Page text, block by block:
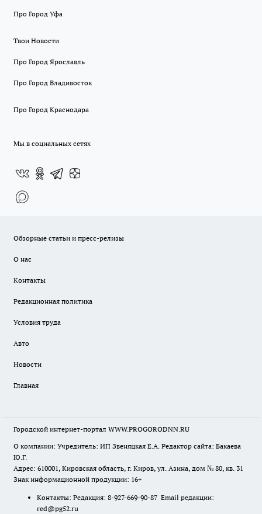
Про Город Уфа
Твои Новости
Про Город Ярославль
Про Город Владивосток
Про Город Краснодара
Мы в социальных сетях
Обзорные статьи и пресс-релизы
О нас
Контакты
Редакционная политика
Условия труда
Авто
Новости
Главная
Городской интернет-портал WWW.PROGORODNN.RU
О компании: Учредитель: ИП Звеняцкая Е.А. Редактор сайта: Бакаева
Ю.Г.
Адрес: 610001, Кировская область, г. Киров, ул. Азина, дом № 80, кв. 31
Знак информационной продукции: 16+
Контакты: Редакция: 8-927-669-90-87 Email редакции:
red@pg52.ru